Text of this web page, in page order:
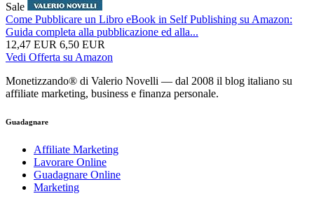
Sale
Come Pubblicare un Libro eBook in Self Publishing su Amazon:
Guida completa alla pubblicazione ed alla...
12,47 EUR 6,50 EUR
Vedi Offerta su Amazon
Monetizzando® di Valerio Novelli — dal 2008 il blog italiano su
affiliate marketing, business e finanza personale.
Guadagnare
Affiliate Marketing
Lavorare Online
Guadagnare Online
Marketing